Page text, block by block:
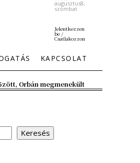
augusztus8,
szombat
Jelentkezzen
be /
Csatlakozzon
KAPCSOLAT
Orbán megmenekült
Keresés